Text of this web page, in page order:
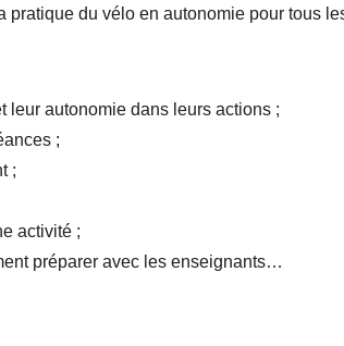
du vélo en autonomie pour tous
leur autonomie dans leurs actions ;
;
;
activité ;
préparer avec les enseignants…